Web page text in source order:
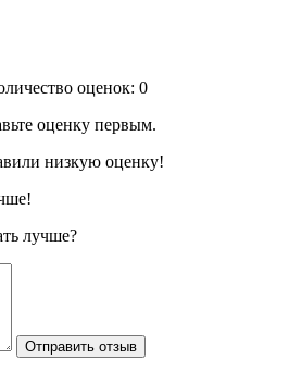
оценок: 0
оценку первым.
низкую оценку!
лучше?
Отправить отзыв